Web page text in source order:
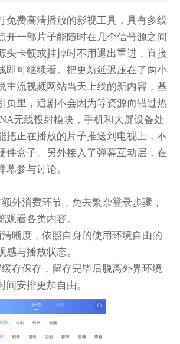
免费高清播放的影视工具，具有多线
开一部片子能随时在几个信号源之间
头卡顿或挂掉时不用退出重进，直接
即可继续看。把更新延迟压在了两小
主流视频网站当天上线的新内容，基
页里，追剧不会因为等资源而错过热
无线投射模块，手机和大屏设备处
把正在播放的片子推送到电视上，不
件盒子。另外接入了弹幕互动层，在
幕参与讨论。
外消费环节，免去繁杂登录步骤，
观看各类内容。
晰度，依照自身的使用环境自由的
感与播放状态。
存保存，留存完毕后脱离外界环境
间安排更加自由。